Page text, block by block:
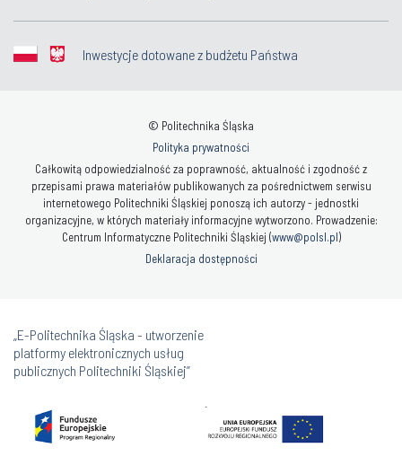
Inwestycje dotowane z budżetu Państwa
© Politechnika Śląska
Polityka prywatności
Całkowitą odpowiedzialność za poprawność, aktualność i zgodność z
przepisami prawa materiałów publikowanych za pośrednictwem serwisu
internetowego Politechniki Śląskiej ponoszą ich autorzy - jednostki
organizacyjne, w których materiały informacyjne wytworzono. Prowadzenie:
Centrum Informatyczne Politechniki Śląskiej (www@polsl.pl)
Deklaracja dostępności
„E-Politechnika Śląska - utworzenie
platformy elektronicznych usług
publicznych Politechniki Śląskiej”